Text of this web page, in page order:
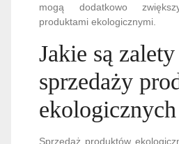
mogą dodatkowo
produktami ekologicznymi.
Jakie są zalety
sprzedaży
Sprzedaż produktów